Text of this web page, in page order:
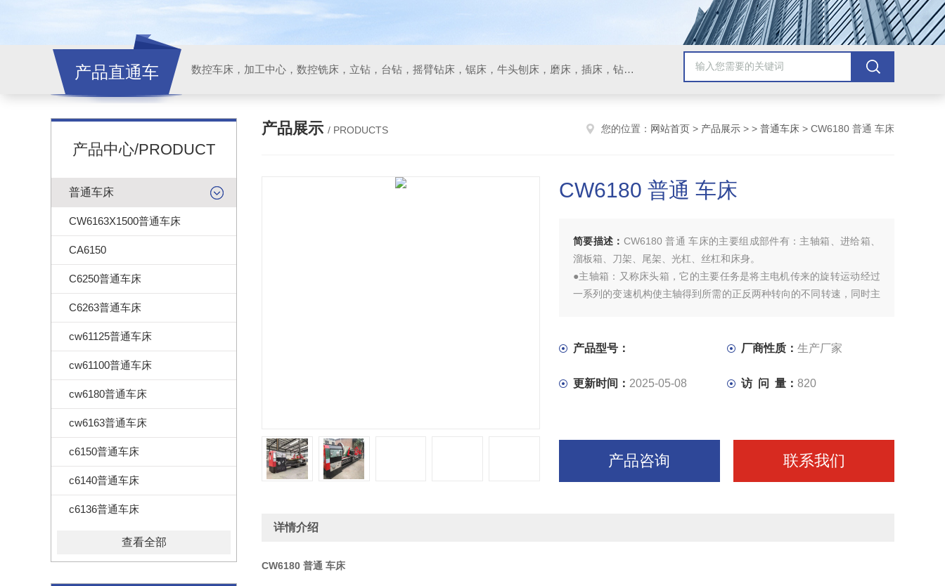
产品直通车 数控车床，加工中心，数控铣床，立钻，台钻，摇臂钻床，锯床，牛头刨床，磨床，插床，钻铣床，滚齿机
产品中心/PRODUCT
普通车床
CW6163X1500普通车床
CA6150
C6250普通车床
C6263普通车床
cw61125普通车床
cw61100普通车床
cw6180普通车床
cw6163普通车床
c6150普通车床
c6140普通车床
c6136普通车床
查看全部
产品展示 / PRODUCTS 您的位置： 网站首页 > 产品展示 > > 普通车床 > CW6180 普通 车床
CW6180 普通 车床
简要描述： CW6180 普通 车床的主要组成部件有：主轴箱、进给箱、
溜板箱、刀架、尾架、光杠、丝杠和床身。
●主轴箱：又称床头箱，它的主要任务是将主电机传来的旋转运动经过
一系列的变速机构使主轴得到所需的正反两种转向的不同转速，同时主
旋转精度降低，则机床的使用价值就会
产品型号： 厂商性质： 生产厂家
更新时间： 2025-05-08 访 问 量： 820
产品咨询 联系我们
详情介绍
CW6180 普通 车床